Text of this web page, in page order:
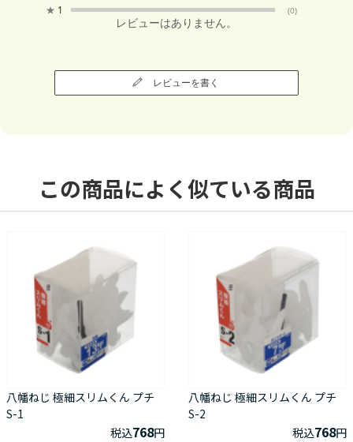
★ 1 (0)
レビューはありません。
レビューを書く
この商品によく似ている商品
八幡ねじ 極細スリムくん プチ
S-1
税込768円
八幡ねじ 極細スリムくん プチ
S-2
税込768円